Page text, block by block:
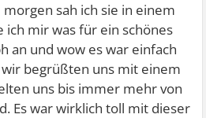
sah ich sie in einem
ich mir was für ein schönes
an und wow es war einfach
begrüßten uns mit einem
uns bis immer mehr von
Es war wirklich toll mit dieser